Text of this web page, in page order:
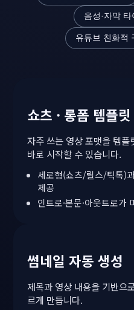
음성·자막
유튜브 친화적
쇼츠 · 롱폼 템플
자주 쓰는 영상 포맷을 템플
바로 시작할 수 있습니다.
세로형(쇼츠/릴스/틱톡)
제공
인트로·본문·아웃트로가
썸네일 자동 생성
제목과 영상 내용을 기반으
르게 만듭니다.